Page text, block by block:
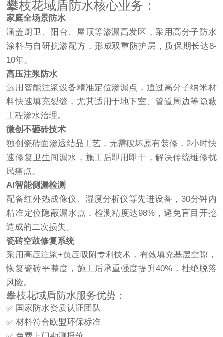
攀枝花域盾防水核心业务：
家庭全场景防水
涵盖厨卫、阳台、屋顶等渗漏高发区，采用高分子防水
涂料与自研抗渗配方，形成双重防护层，质保期长达8-
10年。
高压注浆防水
运用智能注浆设备精准定位渗漏点，通过高分子纳米材
料快速填充裂缝，尤其适用于地下室、管道周边等隐蔽
工程渗水治理。
微创不砸砖技术
独创瓷砖面渗透结晶工艺，无需破坏原有装修，2小时快
速修复卫生间漏水，施工后即用即干，解决传统维修扰
民痛点。
AI智能侧漏检测
配备红外热成像仪、湿度分析仪等先进设备，30分钟内
精准定位隐蔽漏水点，检测精度达98%，避免盲目开挖
造成的二次损失。
瓷砖空鼓修复系统
采用高压注浆+负压吸附专利技术，有效填充基层空隙，
恢复瓷砖平整度，施工后承重强度提升40%，杜绝脱落
风险。
攀枝花域盾防水服务优势：
✅ 国家防水资质认证团队
✅ 材料符合欧盟环保标准